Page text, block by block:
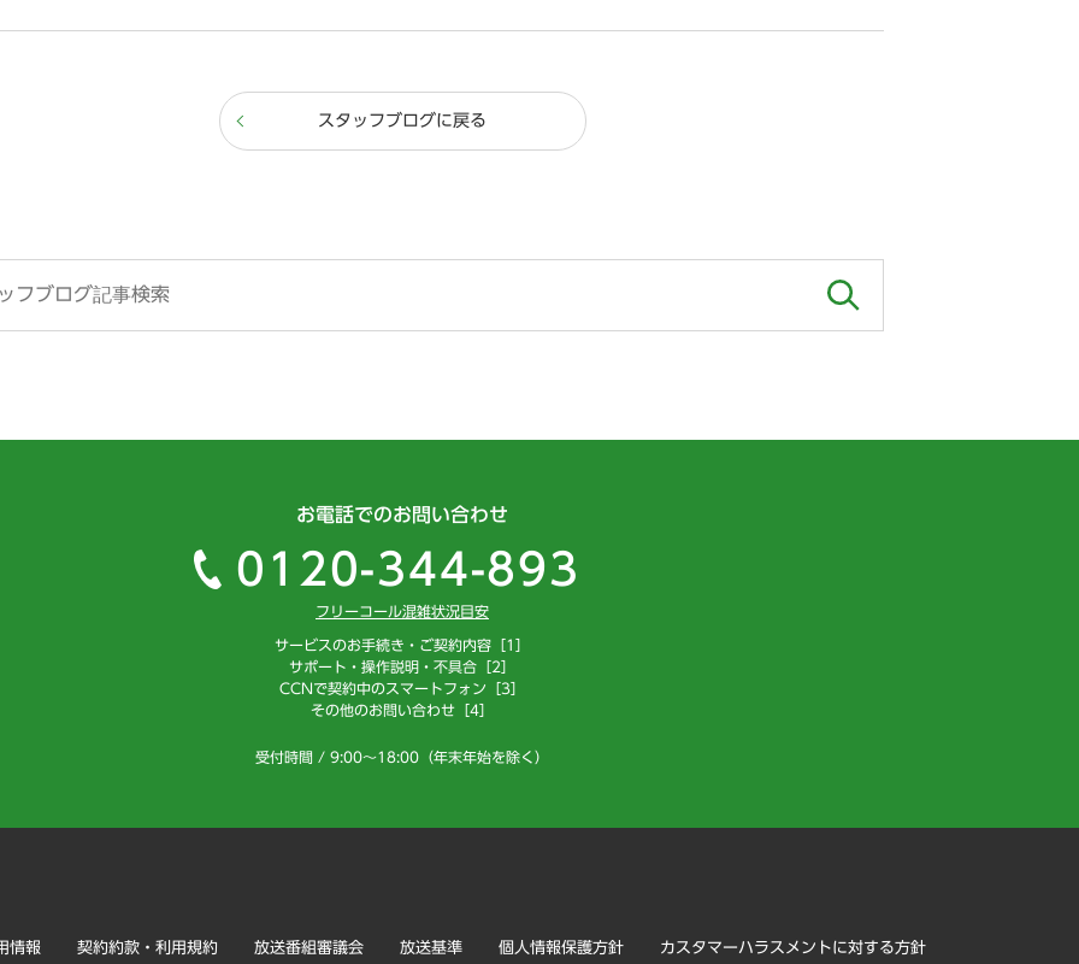
スタッフブログに戻る
お電話でのお問い合わせ
0120-344-893
フリーコール混雑状況目安
サービスのお手続き・ご契約内容［1］
サポート・操作説明・不具合［2］
CCNで契約中のスマートフォン［3］
その他のお問い合わせ［4］
受付時間 / 9:00～18:00（年末年始を除く）
情報 契約約款・利用規約 放送番組審議会 放送基準 個人情報保護方針 カスタマーハラスメントに対する方針